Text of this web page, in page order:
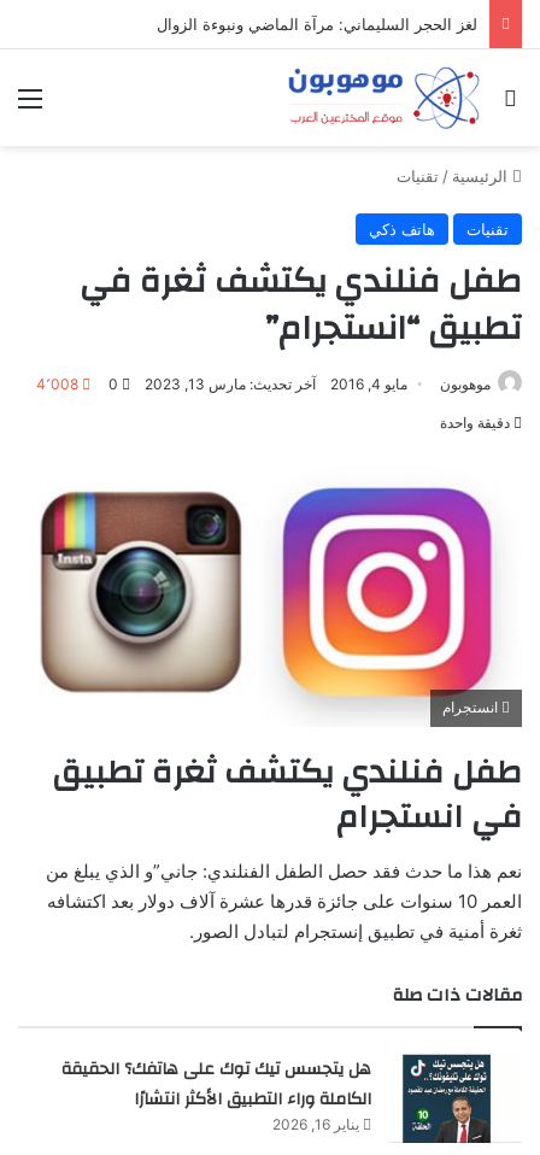
لغز الحجر السليماني: مرآة الماضي ونبوءة الزوال
بحث عن
الرئيسية / تقنيات
تقنيات هاتف ذكي
طفل فنلندي يكتشف ثغرة في
تطبيق “انستجرام”
موهوبون مايو 4, 2016 آخر تحديث: مارس 13, 2023 0 4٬008
دقيقة واحدة
انستجرام
طفل فنلندي يكتشف ثغرة تطبيق
في انستجرام
نعم هذا ما حدث فقد حصل الطفل الفنلندي: جاني”و الذي يبلغ من
العمر 10 سنوات على جائزة قدرها عشرة آلاف دولار بعد اكتشافه
ثغرة أمنية في تطبيق إنستجرام لتبادل الصور.
مقالات ذات صلة
هل يتجسس تيك توك على هاتفك؟ الحقيقة
الكاملة وراء التطبيق الأكثر انتشارًا
يناير 16, 2026